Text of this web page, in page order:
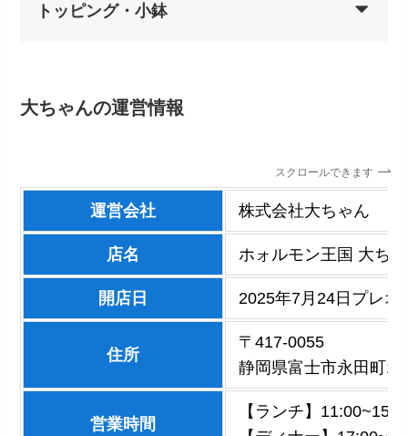
トッピング・小鉢
大ちゃんの運営情報
スクロールできます
運営会社 株式会社大ちゃん
店名 ホォルモン王国 大ち
開店日 2025年7月24日プレオ
住所
〒417-0055
静岡県富士市永田町1
営業時間
【ランチ】